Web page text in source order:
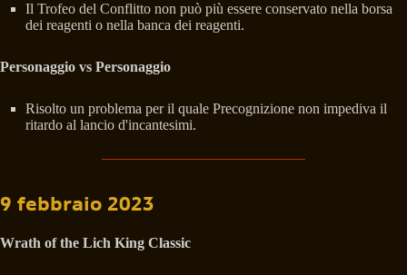
Il Trofeo del Conflitto non può più essere conservato nella borsa
dei reagenti o nella banca dei reagenti.
Personaggio vs Personaggio
Risolto un problema per il quale Precognizione non impediva il
ritardo al lancio d'incantesimi.
9 febbraio 2023
Wrath of the Lich King Classic